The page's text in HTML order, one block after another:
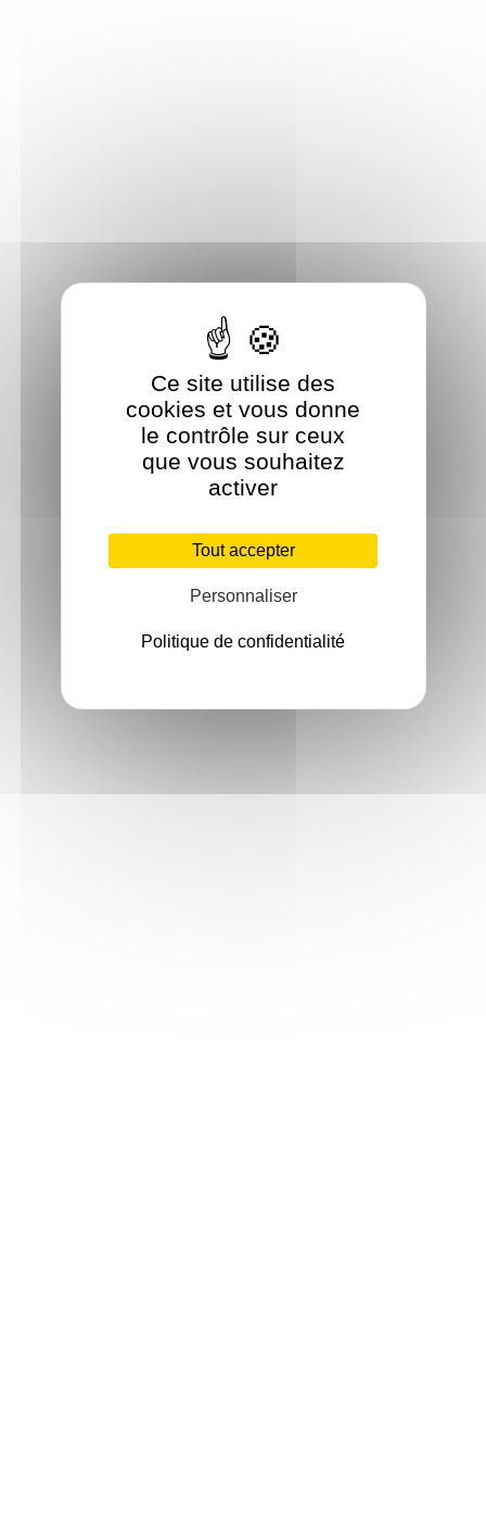
Ce site utilise des
cookies et vous donne
le contrôle sur ceux
que vous souhaitez
activer
Tout accepter
Personnaliser
Politique de confidentialité